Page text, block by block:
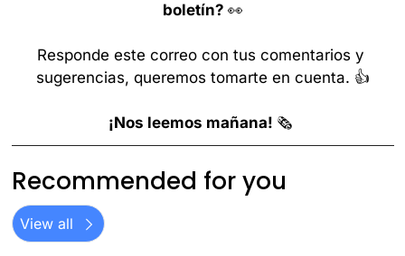
boletín? 👀
Responde este correo con tus comentarios y
sugerencias, queremos tomarte en cuenta. 👍
¡Nos leemos mañana! 🗞️
Recommended for you
View all